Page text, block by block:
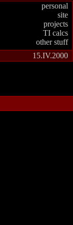
personal
site
projects
TI calcs
other stuff
15.IV.2000